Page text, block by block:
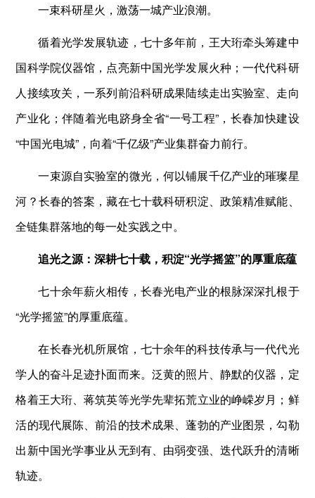
一束科研星火，激荡一城产业浪潮。
循着光学发展轨迹，七十多年前，王大珩牵头筹建中
国科学院仪器馆，点亮新中国光学发展火种；一代代科研
人接续攻关，一系列前沿科研成果陆续走出实验室、走向
产业化；伴随着光电跻身全省“一号工程”，长春加快建设
“中国光电城”，向着“千亿级”产业集群奋力前行。
一束源自实验室的微光，何以铺展千亿产业的璀璨星
河？长春的答案，藏在七十载科研积淀、政策精准赋能、
全链集群落地的每一处实践之中。
追光之源：深耕七十载，积淀“光学摇篮”的厚重底蕴
七十余年薪火相传，长春光电产业的根脉深深扎根于
“光学摇篮”的厚重底蕴。
在长春光机所展馆，七十余年的科技传承与一代代光
学人的奋斗足迹扑面而来。泛黄的照片、静默的仪器，定
格着王大珩、蒋筑英等光学先辈拓荒立业的峥嵘岁月；鲜
活的现代展陈、前沿的技术成果、蓬勃的产业图景，勾勒
出新中国光学事业从无到有、由弱变强、迭代跃升的清晰
轨迹。